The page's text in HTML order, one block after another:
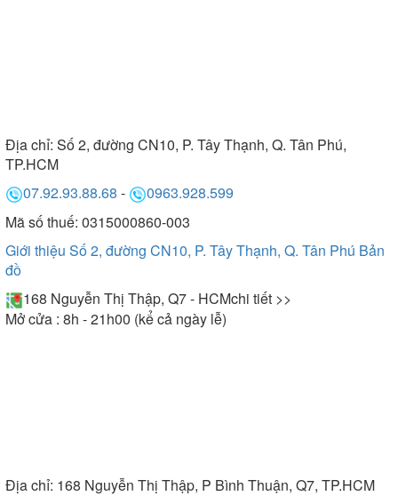
Địa chỉ: Số 2, đường CN10, P. Tây Thạnh, Q. Tân Phú,
TP.HCM
07.92.93.88.68 -
0963.928.599
Mã số thuế: 0315000860-003
Giới thiệu Số 2, đường CN10, P. Tây Thạnh, Q. Tân Phú Bản
đồ
168 Nguyễn Thị Thập, Q7 - HCMchi tiết >>
Mở cửa : 8h - 21h00 (kể cả ngày lễ)
Địa chỉ: 168 Nguyễn Thị Thập, P Bình Thuận, Q7, TP.HCM